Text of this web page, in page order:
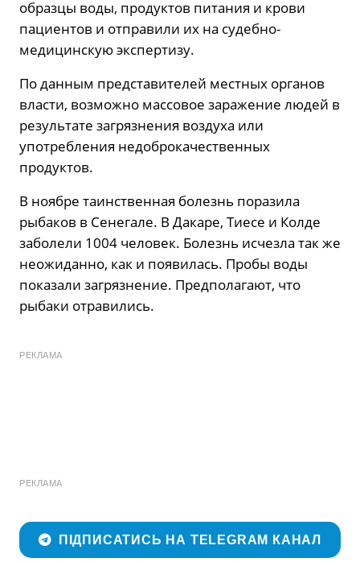
образцы воды, продуктов питания и крови
пациентов и отправили их на судебно-
медицинскую экспертизу.
По данным представителей местных органов
власти, возможно массовое заражение людей в
результате загрязнения воздуха или
употребления недоброкачественных
продуктов.
В ноябре таинственная болезнь поразила
рыбаков в Сенегале. В Дакаре, Тиесе и Колде
заболели 1004 человек. Болезнь исчезла так же
неожиданно, как и появилась. Пробы воды
показали загрязнение. Предполагают, что
рыбаки отравились.
РЕКЛАМА
РЕКЛАМА
ПІДПИСАТИСЬ НА TELEGRAM КАНАЛ